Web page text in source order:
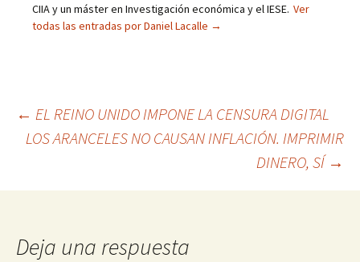
CIIA y un máster en Investigación económica y el IESE. Ver
todas las entradas por Daniel Lacalle →
Navegación
de
← EL REINO UNIDO IMPONE LA CENSURA DIGITAL
LOS ARANCELES NO CAUSAN INFLACIÓN. IMPRIMIR
DINERO, SÍ →
Deja una respuesta